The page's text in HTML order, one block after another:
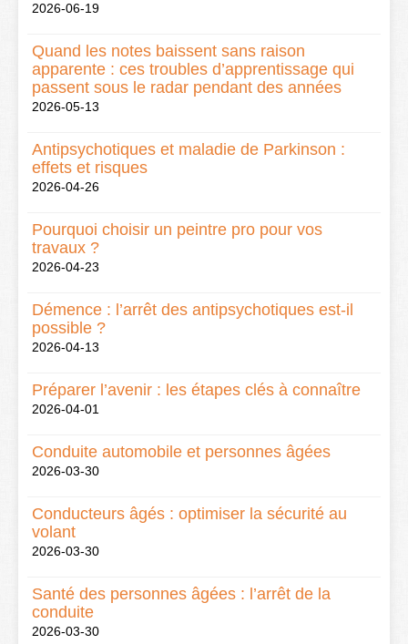
2026-06-19
Quand les notes baissent sans raison
apparente : ces troubles d’apprentissage qui
passent sous le radar pendant des années
2026-05-13
Antipsychotiques et maladie de Parkinson :
effets et risques
2026-04-26
Pourquoi choisir un peintre pro pour vos
travaux ?
2026-04-23
Démence : l’arrêt des antipsychotiques est-il
possible ?
2026-04-13
Préparer l’avenir : les étapes clés à connaître
2026-04-01
Conduite automobile et personnes âgées
2026-03-30
Conducteurs âgés : optimiser la sécurité au
volant
2026-03-30
Santé des personnes âgées : l’arrêt de la
conduite
2026-03-30